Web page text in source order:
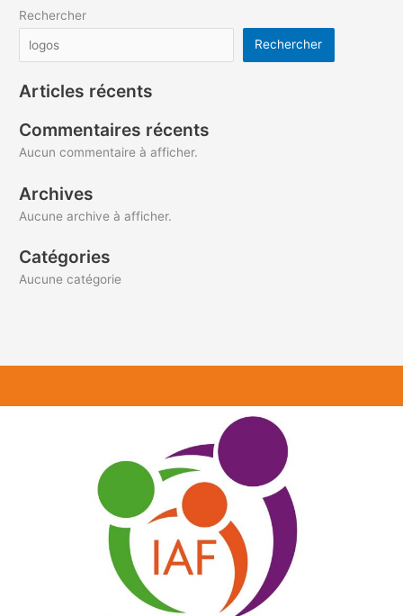
Rechercher
Rechercher
Articles récents
Commentaires récents
Aucun commentaire à afficher.
Archives
Aucune archive à afficher.
Catégories
Aucune catégorie